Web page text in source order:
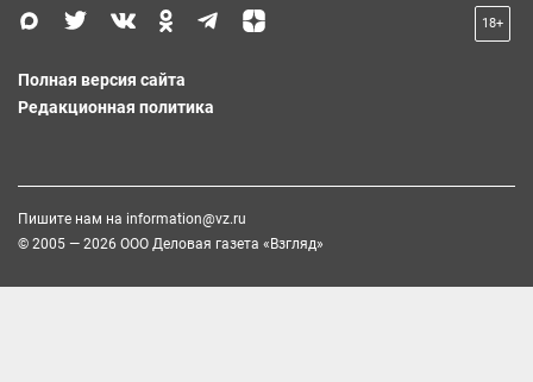
18+
Полная версия сайта
Редакционная политика
Пишите нам на information@vz.ru
© 2005 — 2026 ООО Деловая газета «Взгляд»